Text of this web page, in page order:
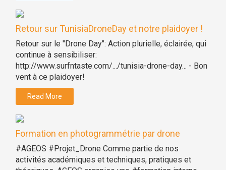
Retour sur TunisiaDroneDay et notre plaidoyer !
Retour sur le "Drone Day": Action plurielle, éclairée, qui
continue à sensibiliser:
http://www.surfntaste.com/.../tunisia-drone-day... - Bon
vent à ce plaidoyer!
Read More
Formation en photogrammétrie par drone
#AGEOS #Projet_Drone Comme partie de nos
activités académiques et techniques, pratiques et